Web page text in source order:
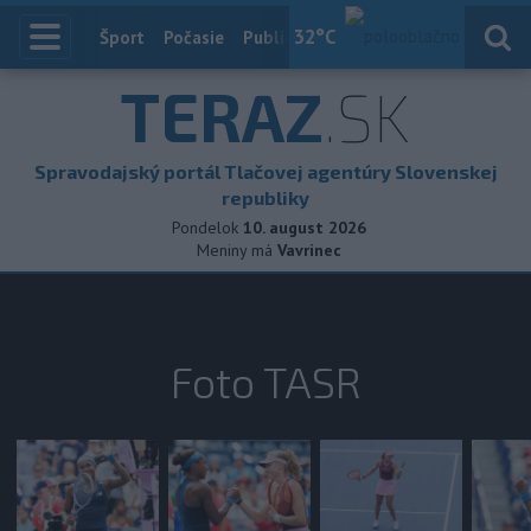
32°C
Index
Šport Počasie Publicistika
TERAZ.SK
Spravodajský portál Tlačovej agentúry Slovenskej
republiky
Pondelok 10. august 2026
Meniny má Vavrinec
Foto TASR